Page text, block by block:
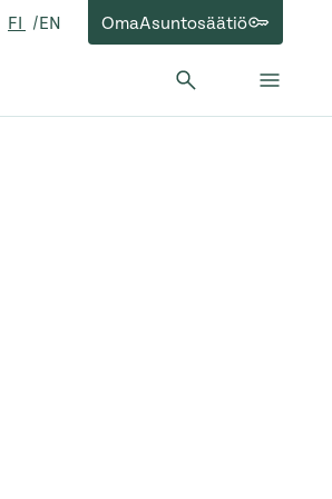
FI EN OmaAsuntosäätiö
Hae: